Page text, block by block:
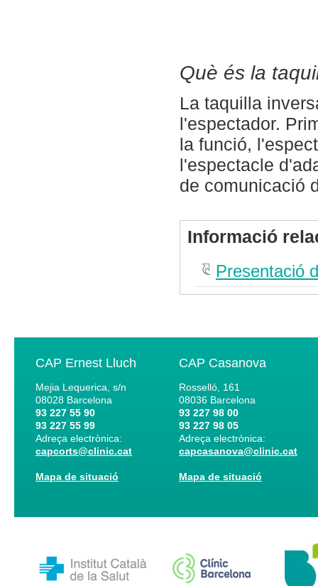
Què és la
La taquilla
l'espectador.
la funció,
l'espectacle
de comunicació
Informació
Presentació
CAP Ernest Lluch
Mejia Lequerica, s/n
08028 Barcelona
93 227 55 90
93 227 55 99
Adreça electrònica:
capcorts@clinic.cat
Mapa de situació
CAP Casanova
Rosselló, 161
08036 Barcelona
93 227 98 00
93 227 98 05
Adreça electrònica:
capcasanova@clinic.cat
Mapa de situació